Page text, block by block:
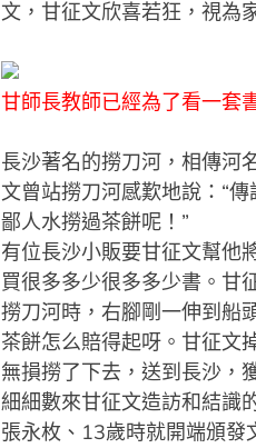
文，甘征文欣喜若狂，視為
甘師長教師已經為了看一套
長沙著名的撈刀河，相傳河
文曾站撈刀河感歎地說：“
鄙人水撈過茶餅呢！”
有位長沙小販要甘征文幫他
買很多多少很多多少書。甘
撈刀河時，右腳剛一伸到船
茶餅怎么賠得起呀。甘征文
無損撈了下去，送到長沙，
細細數來甘征文造訪和結識
張永枚、13歲時就開端頒